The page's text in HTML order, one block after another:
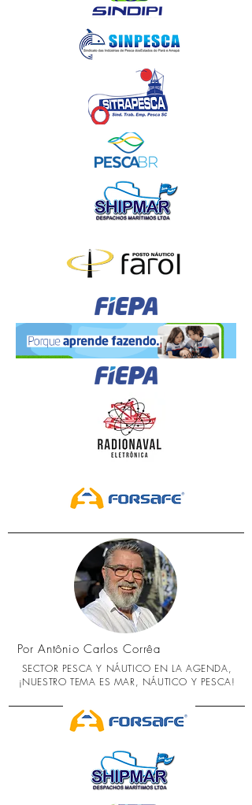
Por Antônio Carlos Corrêa
SECTOR PESCA Y NÁUTICO EN LA AGENDA,
¡NUESTRO TEMA ES MAR, NÁUTICO Y PESCA!